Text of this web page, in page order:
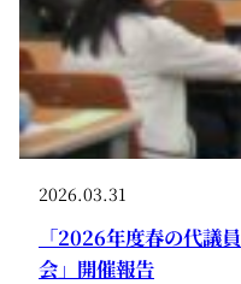
2026.03.31
「2026年度春の代議員
会」開催報告